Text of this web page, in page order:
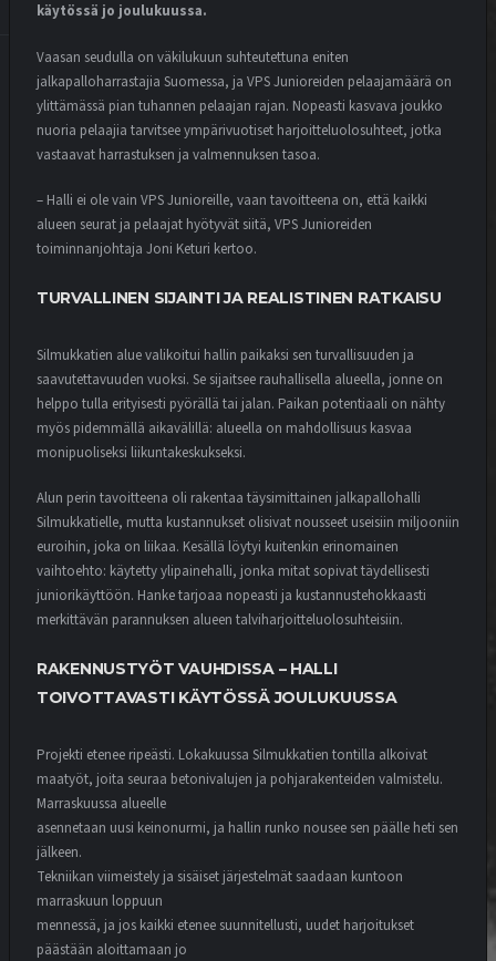
käytössä jo joulukuussa.
Vaasan seudulla on väkilukuun suhteutettuna eniten
jalkapalloharrastajia Suomessa, ja VPS Junioreiden pelaajamäärä on
ylittämässä pian tuhannen pelaajan rajan. Nopeasti kasvava joukko
nuoria pelaajia tarvitsee ympärivuotiset harjoitteluolosuhteet, jotka
vastaavat harrastuksen ja valmennuksen tasoa.
– Halli ei ole vain VPS Junioreille, vaan tavoitteena on, että kaikki
alueen seurat ja pelaajat hyötyvät siitä, VPS Junioreiden
toiminnanjohtaja Joni Keturi kertoo.
TURVALLINEN SIJAINTI JA REALISTINEN RATKAISU
Silmukkatien alue valikoitui hallin paikaksi sen turvallisuuden ja
saavutettavuuden vuoksi. Se sijaitsee rauhallisella alueella, jonne on
helppo tulla erityisesti pyörällä tai jalan. Paikan potentiaali on nähty
myös pidemmällä aikavälillä: alueella on mahdollisuus kasvaa
monipuoliseksi liikuntakeskukseksi.
Alun perin tavoitteena oli rakentaa täysimittainen jalkapallohalli
Silmukkatielle, mutta kustannukset olisivat nousseet useisiin miljooniin
euroihin, joka on liikaa. Kesällä löytyi kuitenkin erinomainen
vaihtoehto: käytetty ylipainehalli, jonka mitat sopivat täydellisesti
juniorikäyttöön. Hanke tarjoaa nopeasti ja kustannustehokkaasti
merkittävän parannuksen alueen talviharjoitteluolosuhteisiin.
RAKENNUSTYÖT VAUHDISSA – HALLI
TOIVOTTAVASTI KÄYTÖSSÄ JOULUKUUSSA
Projekti etenee ripeästi. Lokakuussa Silmukkatien tontilla alkoivat
maatyöt, joita seuraa betonivalujen ja pohjarakenteiden valmistelu.
Marraskuussa alueelle
asennetaan uusi keinonurmi, ja hallin runko nousee sen päälle heti sen
jälkeen.
Tekniikan viimeistely ja sisäiset järjestelmät saadaan kuntoon
marraskuun loppuun
mennessä, ja jos kaikki etenee suunnitellusti, uudet harjoitukset
päästään aloittamaan jo